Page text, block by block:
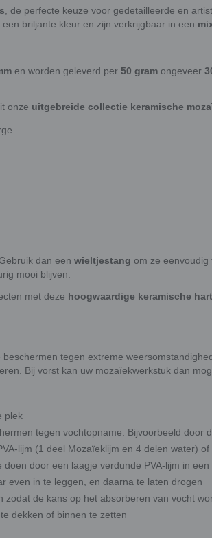
, de perfecte keuze voor gedetailleerde en
een briljante kleur en zijn verkrijgbaar in een
en worden geleverd per 50 gram ongeveer
onze uitgebreide collectie keramische
dan een wieltjestang om ze eenvoudig
mooi blijven.
met deze hoogwaardige keramische
tegen extreme
Bij vorst kan uw mozaïekwerkstuk dan
plek
tegen vochtopname. Bijvoorbeeld door
lijm (1 deel Mozaïeklijm en 4 delen water)
door een laagje verdunde PVA-lijm in
even in te leggen, en daarna te laten drogen
zodat de kans op het absorberen van vocht
dekken of binnen te zetten